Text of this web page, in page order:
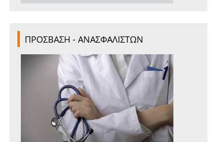
ΠΡΟΣΒΑΣΗ - ΑΝΑΣΦΑΛΙΣΤΩΝ